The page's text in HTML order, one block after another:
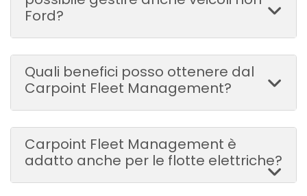
Ford?
Quali benefici posso ottenere dal
Carpoint Fleet Management?
Carpoint Fleet Management è
adatto anche per le flotte elettriche?